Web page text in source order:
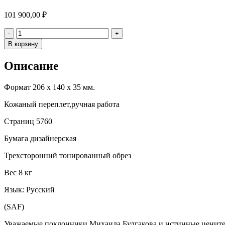
101 900,00 ₽
- Количество
+
В корзину
Описание
Формат 206 х 140 х 35 мм.
Кожаный переплет,ручная работа
Страниц 5760
Бумага дизайнерская
Трехсторонний тонированный обрез
Вес 8 кг
Язык: Русский
(SAF)